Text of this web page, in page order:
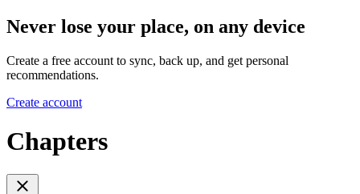
Never lose your place, on any device
Create a free account to sync, back up, and get personal
recommendations.
Create account
Chapters